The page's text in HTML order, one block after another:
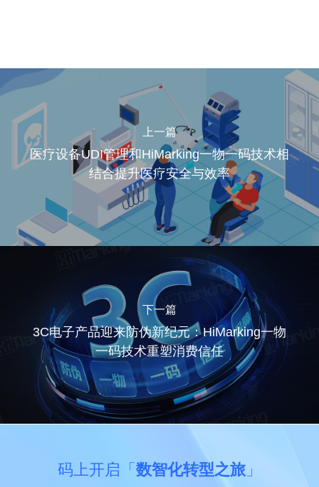
上一篇
医疗设备UDI管理和HiMarking一物一码技术相
结合提升医疗安全与效率
下一篇
3C电子产品迎来防伪新纪元：HiMarking一物
一码技术重塑消费信任
码上开启「 数智化转型之旅」